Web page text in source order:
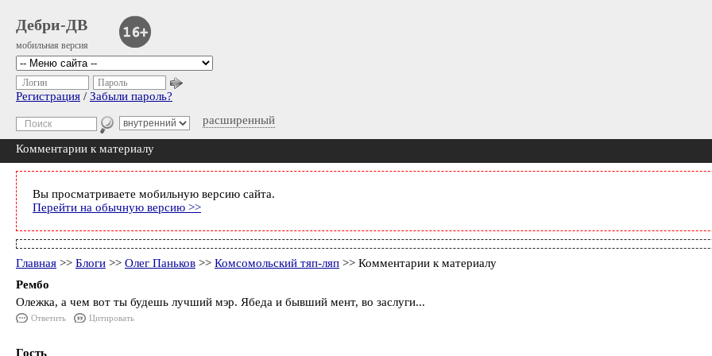
Дебри-ДВ
мобильная версия
расширенный
Логин Пароль
Регистрация / Забыли пароль?
Комментарии к материалу
Вы просматриваете мобильную версию сайта.
Перейти на обычную версию >>
Главная >> Блоги >> Олег Паньков >> Комсомольский тяп-ляп >> Комментарии к материалу
Рембо
Олежка, а чем вот ты будешь лучший мэр. Ябеда и бывший мент, во заслуги...
Ответить Цитировать
Гость